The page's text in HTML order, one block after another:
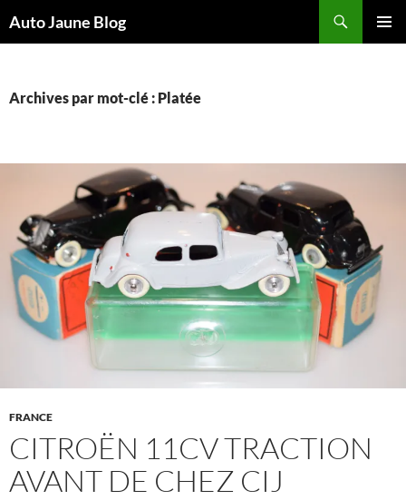
Auto Jaune Blog
Archives par mot-clé : Platée
FRANCE
CITROËN 11CV TRACTION
AVANT DE CHEZ CIJ